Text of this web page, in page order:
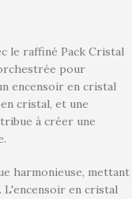
le raffiné Pack Cristal
pour
encensoir en cristal
cristal, et une
à créer une
harmonieuse, mettant
L'encensoir en cristal